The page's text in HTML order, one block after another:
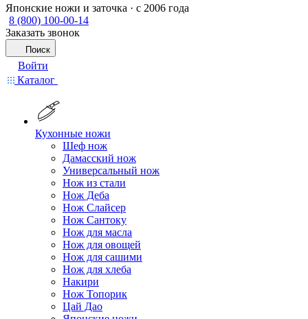
Японские ножи и заточка · с 2006 года
8 (800) 100-00-14
Заказать звонок
Поиск
Войти
Каталог
Кухонные ножи
Шеф нож
Дамасский нож
Универсальный нож
Нож из стали
Нож Деба
Нож Слайсер
Нож Сантоку
Нож для масла
Нож для овощей
Нож для сашими
Нож для хлеба
Накири
Нож Топорик
Цай Дао